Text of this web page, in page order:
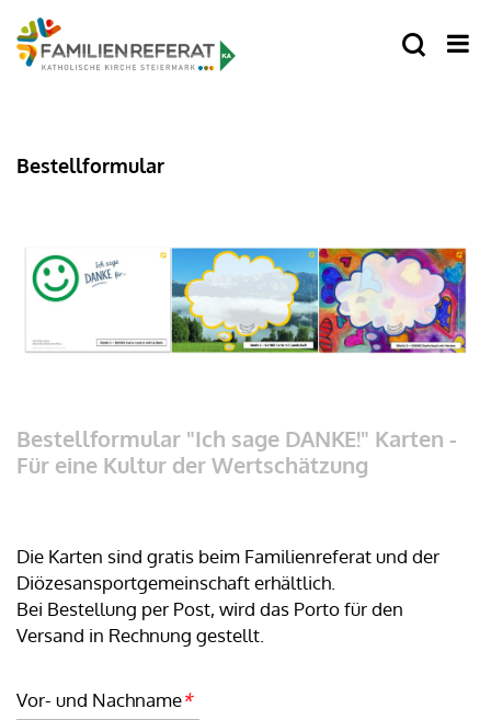
Bestellformular
Bestellformular "Ich sage DANKE!" Karten -
Für eine Kultur der Wertschätzung
Die Karten sind gratis beim Familienreferat und der
Diözesansportgemeinschaft erhältlich.
Bei Bestellung per Post, wird das Porto für den
Versand in Rechnung gestellt.
Vor- und Nachname*